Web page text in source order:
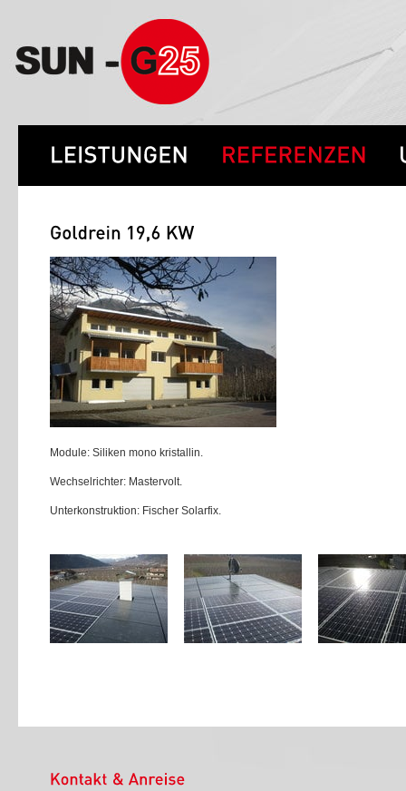
Module: Siliken mono kristallin.
Wechselrichter: Mastervolt.
Unterkonstruktion: Fischer Solarfix.